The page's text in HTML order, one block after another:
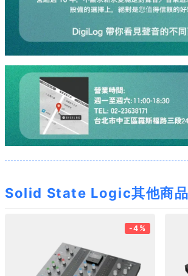
Solid State Logic其他商品
-4%